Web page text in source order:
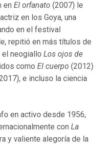
en El orfanato (2007) le
en los Goya, una
en el festival
repitió en más títulos de
neogiallo Los ojos de
como El cuerpo (2012)
e incluso la ciencia
en activo desde 1956,
con La
y valiente alegoría de la